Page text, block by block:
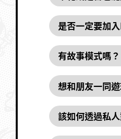
是否一定要加
有故事模式嗎？
想和朋友一同
該如何透過私